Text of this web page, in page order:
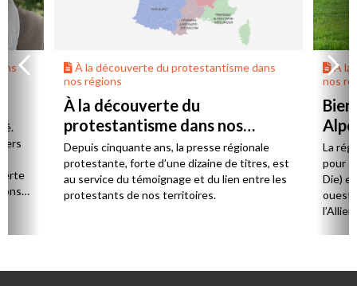
À la découverte du protestantisme dans
nos régions
À la découverte du
protestantisme dans nos
régions
Depuis cinquante ans, la presse régionale
protestante, forte d’une dizaine de titres, est
au service du témoignage et du lien entre les
protestants de nos territoires.
À la
nos
La
pour
Die)
ouest,